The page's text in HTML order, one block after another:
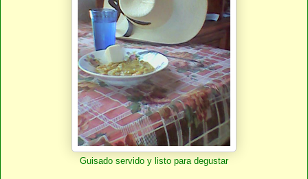
Guisado servido y listo para degustar